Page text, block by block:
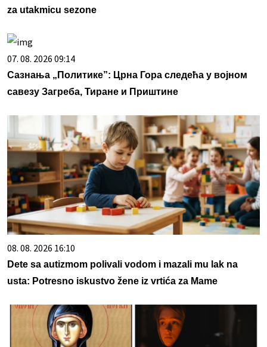
za utakmicu sezone
07. 08. 2026 09:14
Сазнања „Политике”: Црна Гора следећа у војном
савезу Загреба, Тиране и Приштине
08. 08. 2026 16:10
Dete sa autizmom polivali vodom i mazali mu lak na
usta: Potresno iskustvo žene iz vrtića za Mame